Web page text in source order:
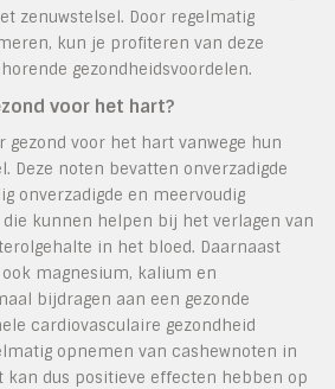
zenuwstelsel. Door regelmatig
kun je profiteren van deze
gezondheidsvoordelen.
voor het hart?
gezond voor het hart vanwege hun
Deze noten bevatten onverzadigde
onverzadigde en meervoudig
die kunnen helpen bij het verlagen van
in het bloed. Daarnaast
magnesium, kalium en
bijdragen aan een gezonde
cardiovasculaire gezondheid
opnemen van cashewnoten in
kan dus positieve effecten hebben op